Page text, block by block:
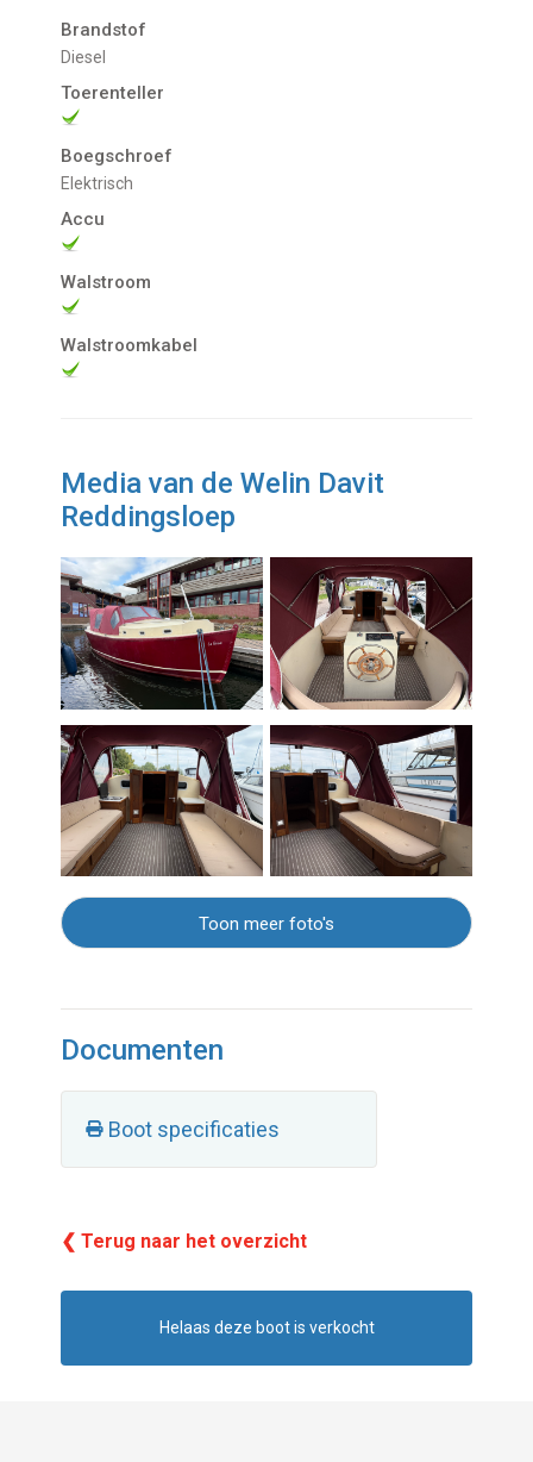
Brandstof
Diesel
Toerenteller
Boegschroef
Elektrisch
Accu
Walstroom
Walstroomkabel
Media van de Welin Davit
Reddingsloep
Toon meer foto's
Documenten
Boot specificaties
❮ Terug naar het overzicht
Helaas deze boot is verkocht